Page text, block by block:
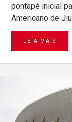
pontapé inicial
Americano de
LEIA MAIS